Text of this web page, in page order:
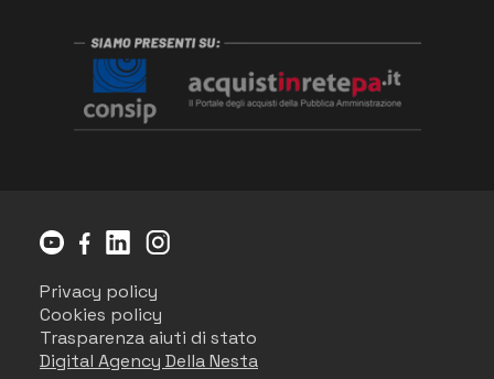
Privacy policy
Cookies policy
Trasparenza aiuti di stato
Digital Agency Della Nesta